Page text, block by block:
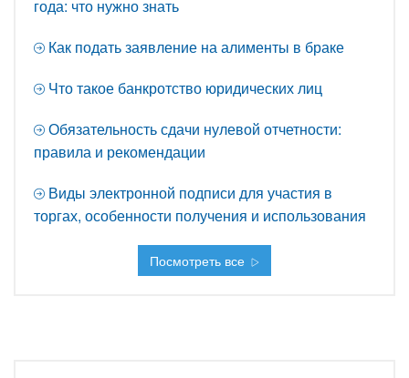
года: что нужно знать
Как подать заявление на алименты в браке
Что такое банкротство юридических лиц
Обязательность сдачи нулевой отчетности:
правила и рекомендации
Виды электронной подписи для участия в
торгах, особенности получения и использования
Посмотреть все